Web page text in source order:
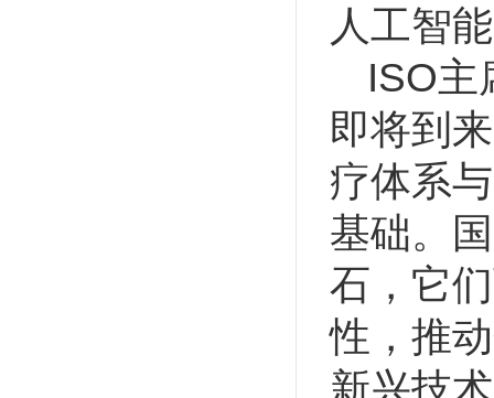
人工智
ISO主
即将到
疗体系
基础。
石，它
性，推
新兴技